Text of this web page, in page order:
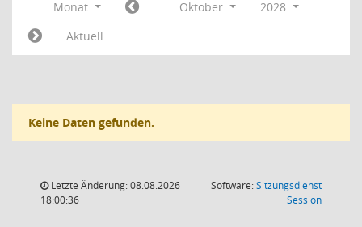
Monat Oktober
2028
Aktuell
Keine Daten gefunden.
Letzte Änderung: 08.08.2026
18:00:36
Software:Sitzungsdienst
Session(Wird in